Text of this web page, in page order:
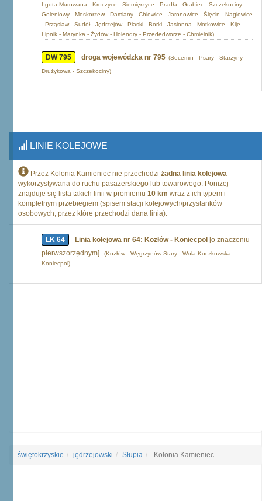
Lgota Murowana - Kroczyce - Siemięrzyce - Pradła - Grabiec - Szczekociny -
Goleniowy - Moskorzew - Damiany - Chlewice - Jaronowice - Ślęcin - Nagłowice
- Prząsław - Sudół - Jędrzejów - Piaski - Borki - Jasionna - Motkowice - Kije -
Lipnik - Marynka - Żydów - Holendry - Przededworze - Chmielnik)
DW 795 droga wojewódzka nr 795 (Secemin - Psary - Starzyny -
Drużykowa - Szczekociny)
LINIE KOLEJOWE
Przez Kolonia Kamieniec nie przechodzi żadna linia kolejowa
wykorzystywana do ruchu pasażerskiego lub towarowego. Poniżej
znajduje się lista takich linii w promieniu 10 km wraz z ich typem i
kompletnym przebiegiem (spisem stacji kolejowych/przystanków
osobowych, przez które przechodzi dana linia).
LK 64 Linia kolejowa nr 64: Kozłów - Koniecpol [o znaczeniu
pierwszorzędnym]
(Kozłów - Węgrzynów Stary - Wola Kuczkowska -
Koniecpol)
świętokrzyskie jędrzejowski Słupia Kolonia Kamieniec